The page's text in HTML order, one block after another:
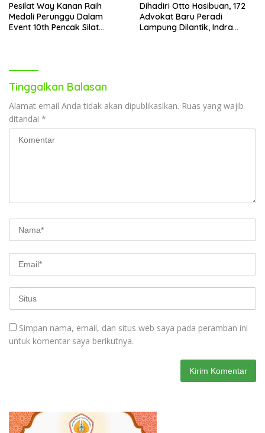
Pesilat Way Kanan Raih
Medali Perunggu Dalam
Event 10th Pencak Silat
Dihadiri Otto Hasibuan, 172
Advokat Baru Peradi
Lampung Dilantik, Indra
Tinggalkan Balasan
Alamat email Anda tidak akan dipublikasikan. Ruas yang wajib
ditandai *
Simpan nama, email, dan situs web saya pada peramban ini
untuk komentar saya berikutnya.